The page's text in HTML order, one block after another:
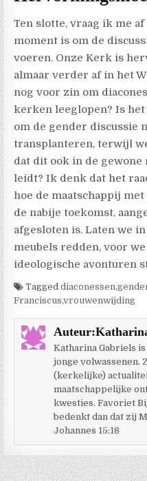
Ten slotte, vraag ik me
moment is om de
voeren. Onze Kerk is
almaar verder af in het
nog voor zin om
kerken leeglopen? Is
om de gender discussie
transplanteren, terwijl
dat dit ook in de
leidt? Ik denk dat het
hoe de maatschappij
de nabije toekomst,
afgesloten is. Laten we
meubels redden, voor
ideologische avonturen
Taggeddiaconessen,
Franciscus,vrouwenwijding
Auteur:
Katharina Gabriels
jonge volwassenen.
(kerkelijke)
maatschappelijke
kwesties. Favoriet
bedenkt dan dat zij
Johannes 15:18